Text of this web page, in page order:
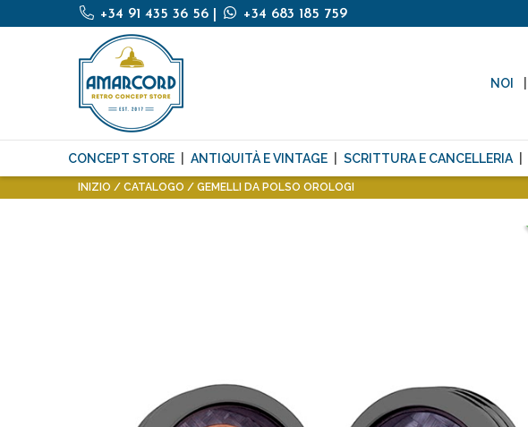
+34 91 435 36 56 +34 683 185 759
NOI
CONCEPT STORE ANTIQUITÀ E VINTAGE SCRITTURA E CANCELLERIA
INIZIO CATALOGO GEMELLI DA POLSO OROLOGI